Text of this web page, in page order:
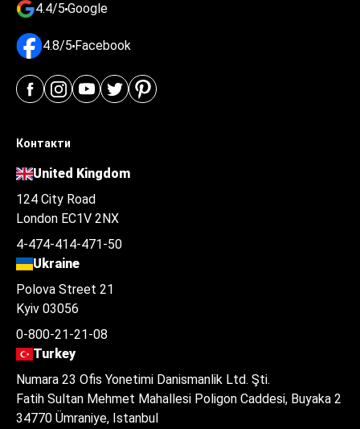
4.4/5 Google
4.8/5 Facebook
Контакти
United Kingdom
124 City Road
London EC1V 2NX
4-474-414-471-50
Ukraine
Polova Street 21
Kyiv 03056
0-800-21-21-08
Turkey
Numara 23 Ofis Yonetimi Danismanlik Ltd. Şti.
Fatih Sultan Mehmet Mahallesi Poligon Caddesi, Buyaka 2
34770 Ümraniye, Istanbul